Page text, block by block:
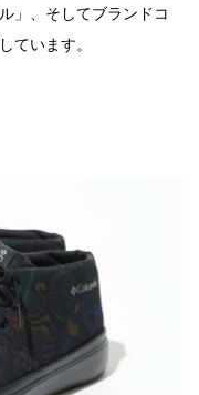
」、そしてブランドコ
ています。